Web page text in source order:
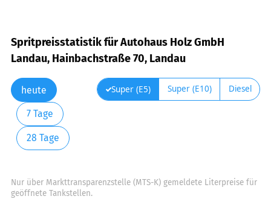
Spritpreisstatistik für Autohaus Holz GmbH
Landau, Hainbachstraße 70, Landau
heute
7 Tage
28 Tage
Super (E5) Super (E10) Diesel
Nur über Markttransparenzstelle (MTS-K) gemeldete Literpreise für
geöffnete Tankstellen.